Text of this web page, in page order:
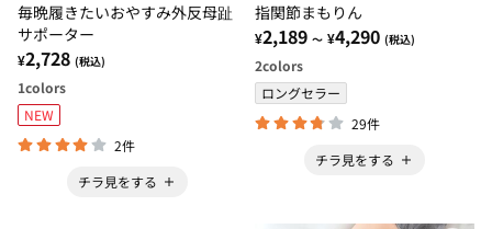
毎晩履きたいおやすみ外反母趾
サポーター
¥2,728 (税込)
1colors
NEW
2件
チラ見をする
指関節まもりん
¥2,189 ～ ¥4,290 (税込)
2colors
ロングセラー
29件
チラ見をする